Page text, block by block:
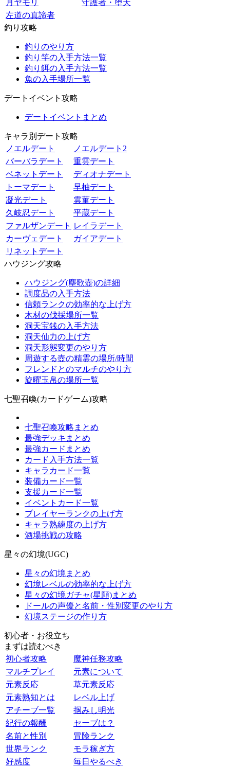
月ヤモリ
守護者・堕天
左道の真諦者
釣り攻略
釣りのやり方
釣り竿の入手方法一覧
釣り餌の入手方法一覧
魚の入手場所一覧
デートイベント攻略
デートイベントまとめ
キャラ別デート攻略
ノエルデート
ノエルデート2
バーバラデート
重雲デート
ベネットデート
ディオナデート
トーマデート
早柚デート
凝光デート
雲菫デート
久岐忍デート
平蔵デート
ファルザンデート レイラデート
カーヴェデート
ガイアデート
リネットデート
ハウジング攻略
ハウジング(塵歌壺)の詳細
調度品の入手方法
信頼ランクの効率的な上げ方
木材の伐採場所一覧
洞天宝銭の入手方法
洞天仙力の上げ方
洞天形態変更のやり方
周遊する壺の精霊の場所/時間
フレンドとのマルチのやり方
旋曜玉帛の場所一覧
七聖召喚(カードゲーム)攻略
七聖召喚攻略まとめ
最強デッキまとめ
最強カードまとめ
カード入手方法一覧
キャラカード一覧
装備カード一覧
支援カード一覧
イベントカード一覧
プレイヤーランクの上げ方
キャラ熟練度の上げ方
酒場挑戦の攻略
星々の幻境(UGC)
星々の幻境まとめ
幻境レベルの効率的な上げ方
星々の幻境ガチャ(星願)まとめ
ドールの声優と名前・性別変更のやり方
幻境ステージの作り方
初心者・お役立ち
まずは読むべき
初心者攻略
魔神任務攻略
マルチプレイ
元素について
元素反応
草元素反応
元素熟知とは
レベル上げ
アチーブ一覧
掴みし明光
紀行の報酬
セーブは？
名前と性別
冒険ランク
世界ランク
モラ稼ぎ方
好感度
毎日やるべき